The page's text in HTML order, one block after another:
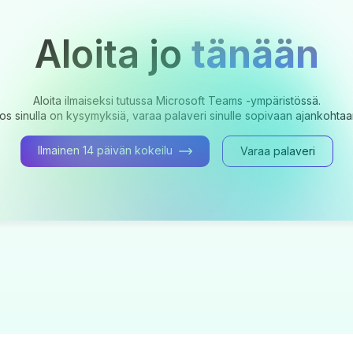
Aloita jotänään
Aloita ilmaiseksi tutussa Microsoft Teams -ympäristössä.
sinulla on kysymyksiä, varaa palaveri sinulle sopivaan
Ilmainen 14 päivän kokeilu Varaa palaveri